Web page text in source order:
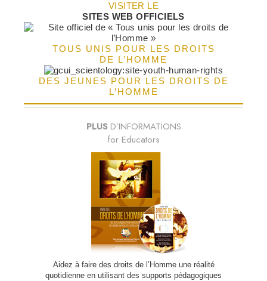
VISITER LE
SITES WEB OFFICIELS
TOUS UNIS POUR LES DROITS
DE L’HOMME
DES JEUNES POUR LES DROITS DE
L’HOMME
PLUS D’INFORMATIONS
for Educators
Aidez à faire des droits de l’Homme une réalité
quotidienne en utilisant des supports pédagogiques